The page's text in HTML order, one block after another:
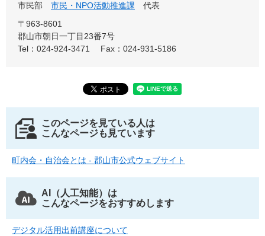
市民部 市民・NPO活動推進課
代表
〒963-8601
郡山市朝日一丁目23番7号
Tel：024-924-3471
Fax：024-931-5186
このページを見ている人は
こんなページも見ています
町内会・自治会とは - 郡山市公式ウェブサイト
AI（人工知能）は
こんなページをおすすめします
デジタル活用出前講座について